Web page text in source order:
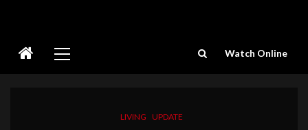
Menu
Watch Online
LIVING UPDATE